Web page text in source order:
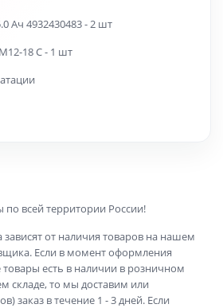
Ач 4932430483 - 2 шт
18 C - 1 шт
по всей территории России!
зависят от наличия товаров на нашем
Если в момент оформления
есть в наличии в розничном
складе, то мы доставим или
заказ в течение 1 - 3 дней. Если